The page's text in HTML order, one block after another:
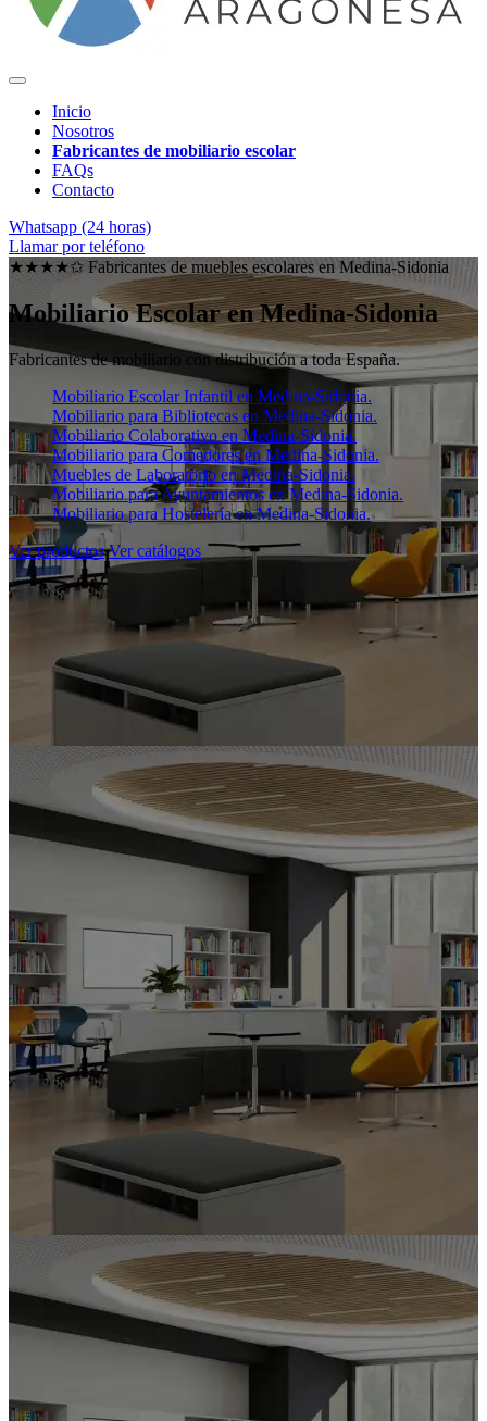
Inicio
Nosotros
Fabricantes de mobiliario escolar
FAQs
Contacto
Whatsapp (24 horas)
Llamar por teléfono
★★★★✩ Fabricantes de muebles escolares en Medina-Sidonia
Mobiliario Escolar enMedina-Sidonia
Fabricantes de mobiliario con distribución a toda España.
Mobiliario Escolar Infantil en Medina-Sidonia.
Mobiliario para Bibliotecas en Medina-Sidonia.
Mobiliario Colaborativo en Medina-Sidonia.
Mobiliario para Comedores en Medina-Sidonia.
Muebles de Laboratorio en Medina-Sidonia.
Mobiliario para Ayuntamientos en Medina-Sidonia.
Mobiliario para Hostelería en Medina-Sidonia.
Ver productos Ver catálogos